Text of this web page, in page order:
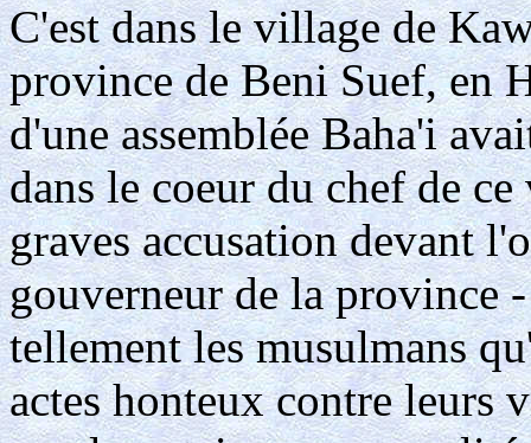
C'est dans le village de
province de Beni Suef, en
d'une assemblée Baha'i
dans le coeur du chef de
graves accusation devant
gouverneur de la province
tellement les musulmans
actes honteux contre leurs